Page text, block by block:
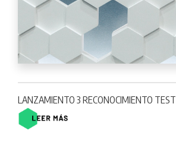
LANZAMIENTO 3 RECONOCIMIENTO TEST